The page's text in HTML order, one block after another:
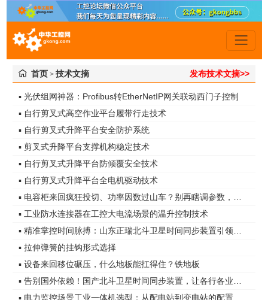
首页 > 技术文摘 发布技术文摘>>
▪ 光伏组网神器：Profibus转EtherNetIP网关联动西门子控制
▪ 自行剪叉式高空作业平台履带行走技术
▪ 自行剪叉式升降平台安全防护系统
▪ 剪叉式升降平台支撑机构稳定技术
▪ 自行剪叉式升降平台防倾覆安全技术
▪ 自行剪叉式升降平台全电机驱动技术
▪ 工业防水连接器在工控大电流场景的温升控制技术
▪ 拉伸弹簧的挂钩形式选择
▪ 设备来回移位碾压，什么地板能扛得住？铁地板